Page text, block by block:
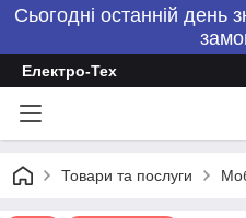
Сьогодні останній день
Електро-Тех
Товари та послуги